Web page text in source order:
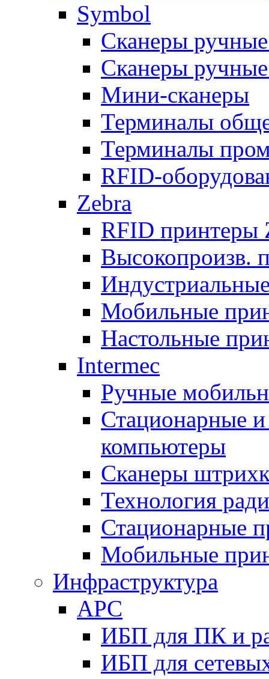
Symbol
Сканеры
Сканеры
Мини-сканеры
Терминалы
Терминалы
RFID-
Zebra
RFID принтеры
Высокопроизв.
Мобильные
Настольные
Intermec
Ручные
Стационарные
компьютеры
Сканеры
Технология
Стационарные
Мобильные
Инфраструктура
APC
ИБП для ПК и
ИБП для